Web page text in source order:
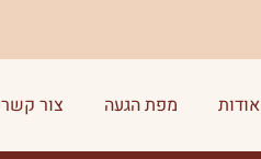
אודות מפת הגעה צור קשר